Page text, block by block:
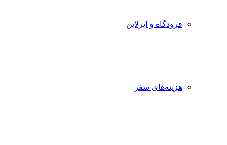
فرودگاه و ایرلاین
هزینه‌های سفر